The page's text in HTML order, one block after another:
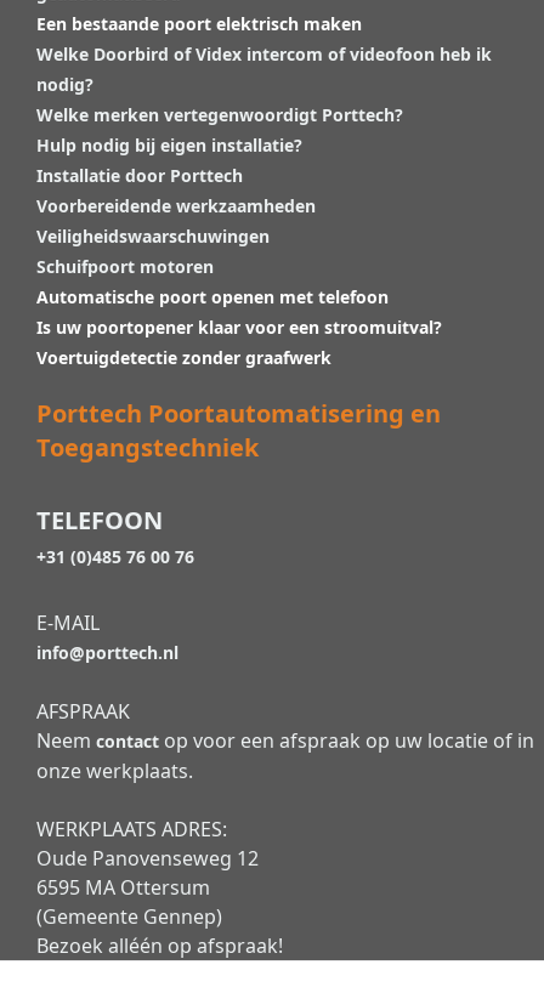
Een bestaande poort elektrisch maken
Welke Doorbird of Videx intercom of videofoon heb ik
nodig?
Welke merken vertegenwoordigt Porttech?
Hulp nodig bij eigen installatie?
Installatie door Porttech
Voorbereidende werkzaamheden
Veiligheidswaarschuwingen
Schuifpoort motoren
Automatische poort openen met telefoon
Is uw poortopener klaar voor een stroomuitval?
Voertuigdetectie zonder graafwerk
Porttech Poortautomatisering en
Toegangstechniek
TELEFOON
+31 (0)485 76 00 76
E-MAIL
info@porttech.nl
AFSPRAAK
Neem contact op voor een afspraak op uw locatie of in
onze werkplaats.
WERKPLAATS ADRES:
Oude Panovenseweg 12
6595 MA Ottersum
(Gemeente Gennep)
Bezoek alléén op afspraak!